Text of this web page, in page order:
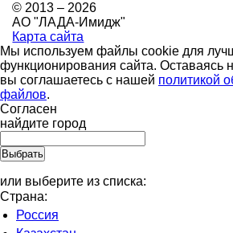
© 2013 – 2026
АО "ЛАДА-Имидж"
Карта сайта
Мы используем файлы cookie для
функционирования сайта. Оставаясь
вы соглашаетесь с нашей политикой
файлов.
Согласен
найдите город
или выберите из списка:
Страна:
Россия